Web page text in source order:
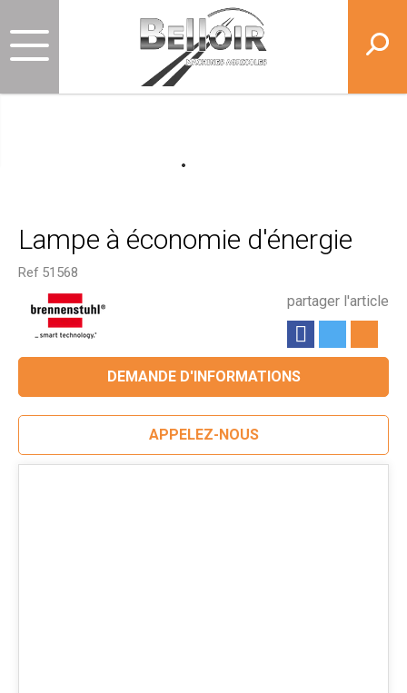
Lampe à économie d'énergie
Ref 51568
partager l'article
DEMANDE D'INFORMATIONS
APPELEZ-NOUS